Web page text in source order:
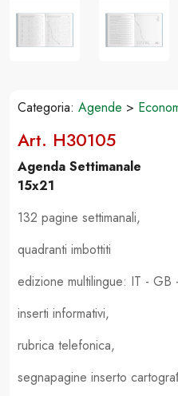
Categoria: Agende >
Art. H30105
Agenda Settimanale
15x21
132 pagine settimanali,
quadranti imbottiti
edizione multilingue: IT - GB
inserti informativi,
rubrica telefonica,
segnapagine inserto